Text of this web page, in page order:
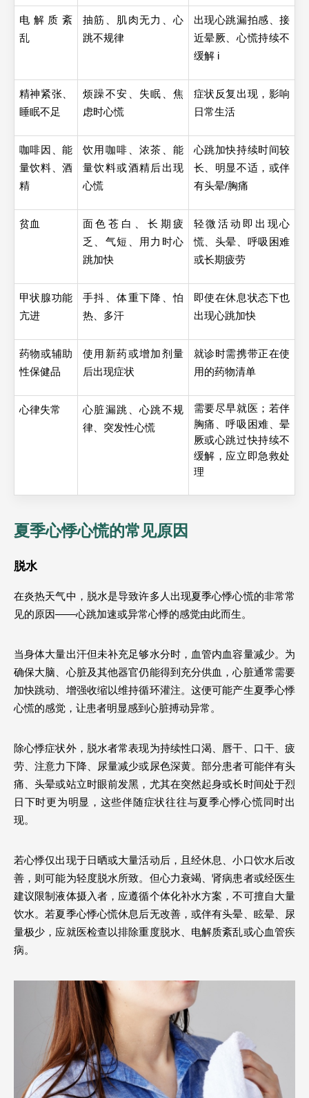
电解质紊
乱
抽筋、肌肉无力、心
跳不规律
出现心跳漏拍感、接
近晕厥、心慌持续不
缓解 i
精神紧张、
睡眠不足
烦躁不安、失眠、焦
虑时心慌
症状反复出现，影响
日常生活
咖啡因、能
量饮料、酒
精
饮用咖啡、浓茶、能
量饮料或酒精后出现
心慌
心跳加快持续时间较
长、明显不适，或伴
有头晕/胸痛
贫血
面色苍白、长期疲
乏、气短、用力时心
跳加快
轻微活动即出现心
慌、头晕、呼吸困难
或长期疲劳
甲状腺功能
亢进
手抖、体重下降、怕
热、多汗
即使在休息状态下也
出现心跳加快
药物或辅助
性保健品
使用新药或增加剂量
后出现症状
就诊时需携带正在使
用的药物清单
心律失常
心脏漏跳、心跳不规
律、突发性心慌
需要尽早就医；若伴
胸痛、呼吸困难、晕
厥或心跳过快持续不
缓解，应立即急救处
理
夏季心悸心慌的常见原因
脱水
在炎热天气中，脱水是导致许多人出现夏季心悸心慌的非常常
见的原因——心跳加速或异常心悸的感觉由此而生。
当身体大量出汗但未补充足够水分时，血管内血容量减少。为
确保大脑、心脏及其他器官仍能得到充分供血，心脏通常需要
加快跳动、增强收缩以维持循环灌注。这便可能产生夏季心悸
心慌的感觉，让患者明显感到心脏搏动异常。
除心悸症状外，脱水者常表现为持续性口渴、唇干、口干、疲
劳、注意力下降、尿量减少或尿色深黄。部分患者可能伴有头
痛、头晕或站立时眼前发黑，尤其在突然起身或长时间处于烈
日下时更为明显，这些伴随症状往往与夏季心悸心慌同时出
现。
若心悸仅出现于日晒或大量活动后，且经休息、小口饮水后改
善，则可能为轻度脱水所致。但心力衰竭、肾病患者或经医生
建议限制液体摄入者，应遵循个体化补水方案，不可擅自大量
饮水。若夏季心悸心慌休息后无改善，或伴有头晕、眩晕、尿
量极少，应就医检查以排除重度脱水、电解质紊乱或心血管疾
病。